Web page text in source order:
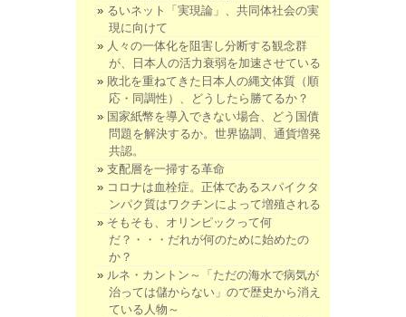
るいネット「実現論」、共同体社会の実
現に向けて
人々の一体化を阻害し分断する観念群
が、日本人の活力衰弱を加速させている
敗北を重ねてきた日本人の縄文体質（順
応・同調性）、どうしたら勝てるか？
国家紙幣を導入できない場合、どう国債
問題を解決するか。世界協調、通貨増発
共認。
支配層を一掃する革命
コロナは血栓症。正体であるスパイクタ
ンパク質はワクチンによって増殖される
そもそも、オリンピックって何
だ？・・・だれが何のために始めたの
か？
ルネ・カントン～「ただの海水で病気が
治っては儲からない」ので歴史から消え
ている人物～